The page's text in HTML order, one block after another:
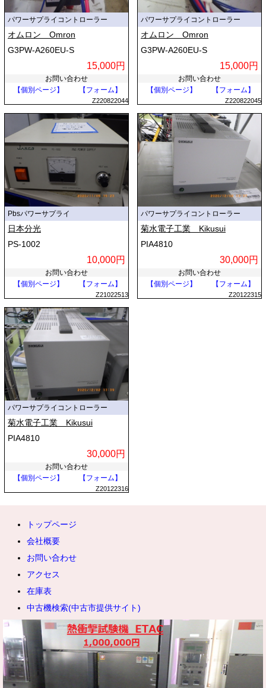
パワーサプライコントローラー
オムロン Omron
G3PW-A260EU-S
15,000円
お問い合わせ
【個別ページ】
【フォーム】
Z220822044
パワーサプライコントローラー
オムロン Omron
G3PW-A260EU-S
15,000円
お問い合わせ
【個別ページ】
【フォーム】
Z220822045
Pbsパワーサプライ
日本分光
PS-1002
10,000円
お問い合わせ
【個別ページ】
【フォーム】
Z21022513
パワーサプライコントローラー
菊水電子工業 Kikusui
PIA4810
30,000円
お問い合わせ
【個別ページ】
【フォーム】
Z20122315
パワーサプライコントローラー
菊水電子工業 Kikusui
PIA4810
30,000円
お問い合わせ
【個別ページ】
【フォーム】
Z20122316
トップページ
会社概要
お問い合わせ
アクセス
在庫表
中古機検索(中古市提供サイト)